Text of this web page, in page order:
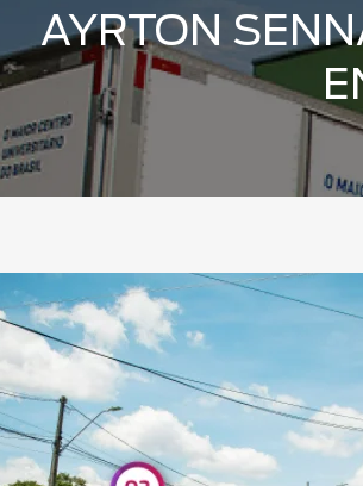
AYRTON